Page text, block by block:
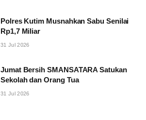
Polres Kutim Musnahkan Sabu Senilai
Rp1,7 Miliar
31 Jul 2026
Jumat Bersih SMANSATARA Satukan
Sekolah dan Orang Tua
31 Jul 2026